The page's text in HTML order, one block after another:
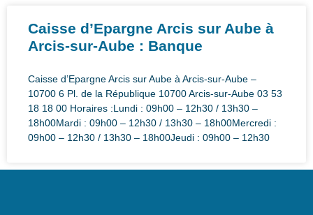
Caisse d’Epargne Arcis sur Aube à
Arcis-sur-Aube : Banque
Caisse d’Epargne Arcis sur Aube à Arcis-sur-Aube –
10700 6 Pl. de la République 10700 Arcis-sur-Aube 03 53
18 18 00 Horaires :Lundi : 09h00 – 12h30 / 13h30 –
18h00Mardi : 09h00 – 12h30 / 13h30 – 18h00Mercredi :
09h00 – 12h30 / 13h30 – 18h00Jeudi : 09h00 – 12h30